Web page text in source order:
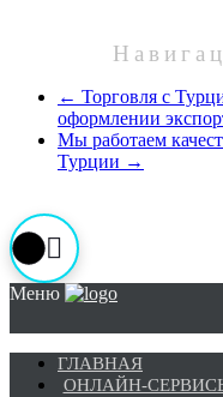
← Торговля с
оформлении
Мы работаем
Турции →
Меню
ГЛАВНАЯ
ОНЛАЙН-